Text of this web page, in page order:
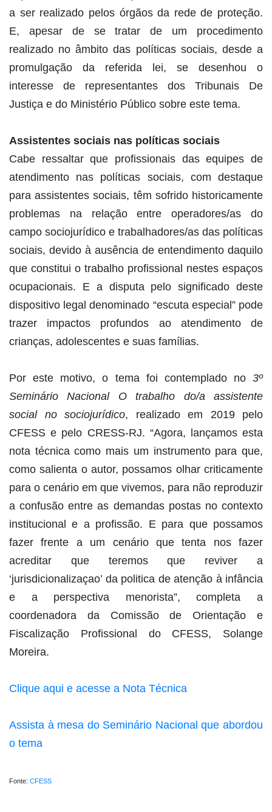
a ser realizado pelos órgãos da rede de proteção.
E, apesar de se tratar de um procedimento
realizado no âmbito das políticas sociais, desde a
promulgação da referida lei, se desenhou o
interesse de representantes dos Tribunais De
Justiça e do Ministério Público sobre este tema.
Assistentes sociais nas políticas sociais
Cabe ressaltar que profissionais das equipes de
atendimento nas políticas sociais, com destaque
para assistentes sociais, têm sofrido historicamente
problemas na relação entre operadores/as do
campo sociojurídico e trabalhadores/as das políticas
sociais, devido à ausência de entendimento daquilo
que constitui o trabalho profissional nestes espaços
ocupacionais. E a disputa pelo significado deste
dispositivo legal denominado “escuta especial” pode
trazer impactos profundos ao atendimento de
crianças, adolescentes e suas famílias.
Por este motivo, o tema foi contemplado no 3º
Seminário Nacional O trabalho do/a assistente
social no sociojurídico, realizado em 2019 pelo
CFESS e pelo CRESS-RJ. “Agora, lançamos esta
nota técnica como mais um instrumento para que,
como salienta o autor, possamos olhar criticamente
para o cenário em que vivemos, para não reproduzir
a confusão entre as demandas postas no contexto
institucional e a profissão. E para que possamos
fazer frente a um cenário que tenta nos fazer
acreditar que teremos que reviver a
‘jurisdicionalizaçao’ da politica de atenção à infância
e a perspectiva menorista”, completa a
coordenadora da Comissão de Orientação e
Fiscalização Profissional do CFESS, Solange
Moreira.
Clique aqui e acesse a Nota Técnica
Assista à mesa do Seminário Nacional que abordou
o tema
Fonte: CFESS